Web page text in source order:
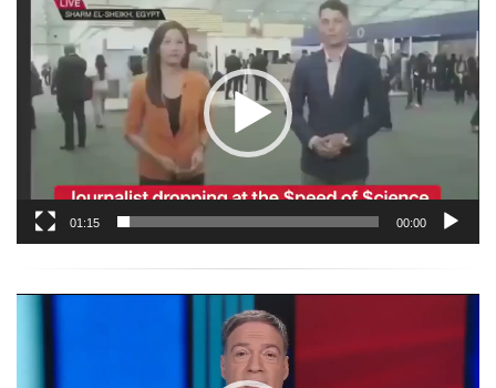
וידאו
00:00
01:15